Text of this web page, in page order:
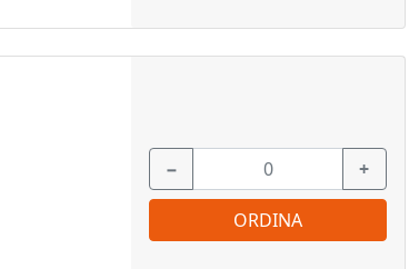
− +
ORDINA